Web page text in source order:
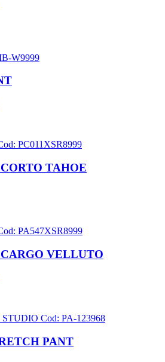
W9999
PC011XSR8999
TAHOE
PA547XSR8999
VELLUTO
Cod: PA-123968
PANT